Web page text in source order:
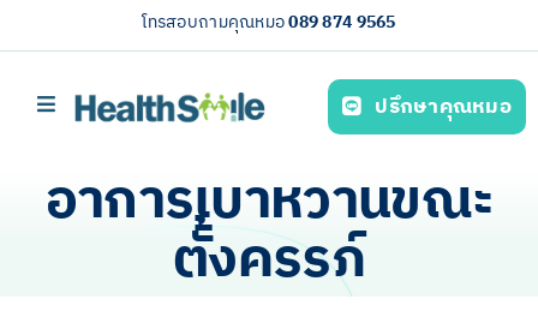
to
โทรสอบถามคุณหมอ089 874 9565
Toggle
บริการของเรา (Our services)
ปรึกษาคุณหมอ
อาการเบาหวานขณะ
ตั้งครรภ์